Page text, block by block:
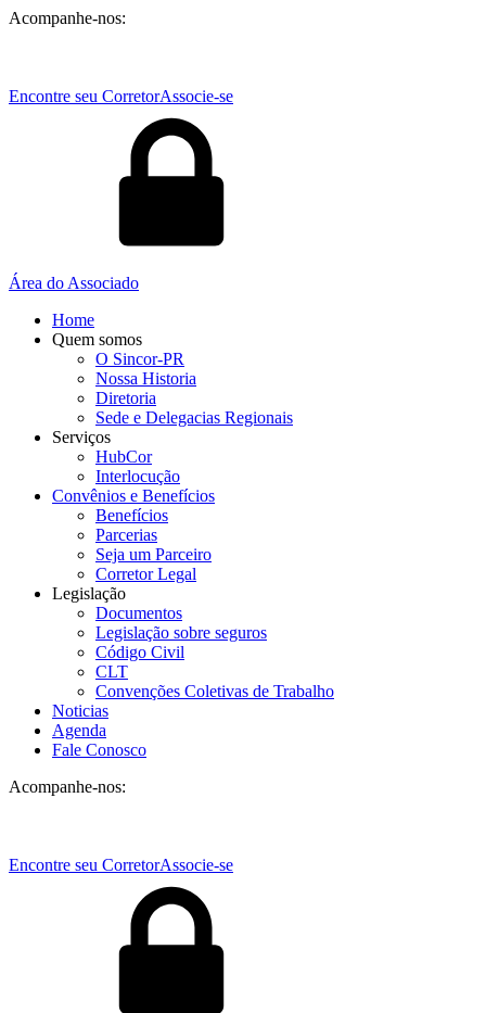
Acompanhe-nos:
Encontre seu CorretorAssocie-se
Área do Associado
Home
Quem somos
O Sincor-PR
Nossa Historia
Diretoria
Sede e Delegacias Regionais
Serviços
HubCor
Interlocução
Convênios e Benefícios
Benefícios
Parcerias
Seja um Parceiro
Corretor Legal
Legislação
Documentos
Legislação sobre seguros
Código Civil
CLT
Convenções Coletivas de Trabalho
Noticias
Agenda
Fale Conosco
Acompanhe-nos:
Encontre seu CorretorAssocie-se